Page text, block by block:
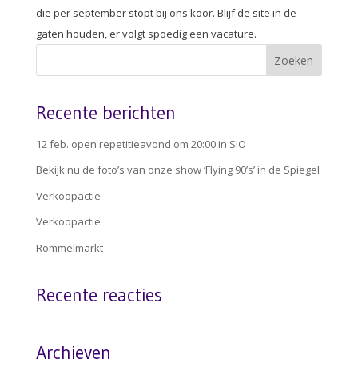
die per september stopt bij ons koor. Blijf de site in de
gaten houden, er volgt spoedig een vacature.
Recente berichten
12 feb. open repetitieavond om 20:00 in SIO
Bekijk nu de foto’s van onze show ‘Flying 90’s’ in de Spiegel
Verkoopactie
Verkoopactie
Rommelmarkt
Recente reacties
Archieven